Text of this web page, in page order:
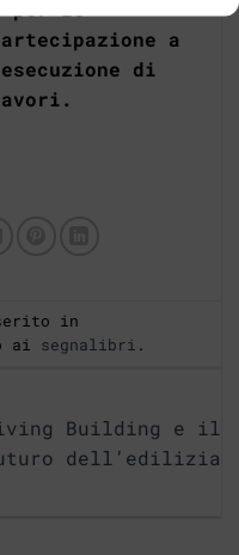
a
di
in
ai segnalibri .
Building e il
dell’edilizia